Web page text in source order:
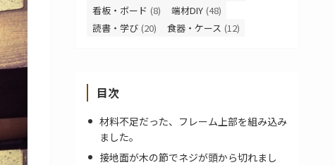
看板・ボード (8) 端材DIY (48)
読書・学び (20) 食器・ケース (12)
目次
材料不足だった、フレーム上部を組み込み
ました。
接地面が木の節でネジが頭から切れまし